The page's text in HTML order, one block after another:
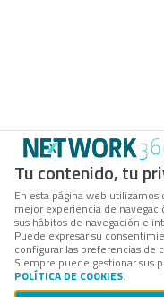
Tu contenido, tu
En esta página web
mejor experiencia de
sus hábitos de navegación e
Puede expresar su
configurar las preferencias de
Siempre puede gestionar sus
POLÍTICA DE COOKIES.